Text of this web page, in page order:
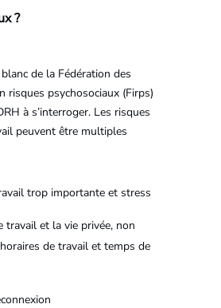
?
de la Fédération des
risques psychosociaux (Firps)
à s’interroger. Les risques
peuvent être multiples
trop importante et stress
travail et la vie privée, non
de travail et temps de